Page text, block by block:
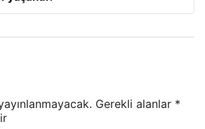
Gerekli alanlar *